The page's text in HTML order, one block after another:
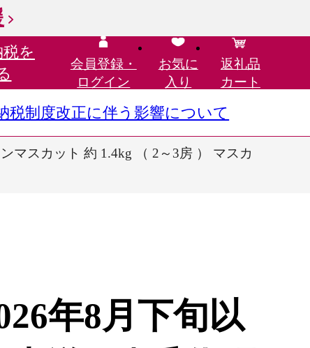
を
会員登録・
ログイン
お気に
入り
返礼品
カート
税制度改正に伴う影響について
マスカット 約 1.4kg （ 2～3房 ） マスカ
年8月下旬以